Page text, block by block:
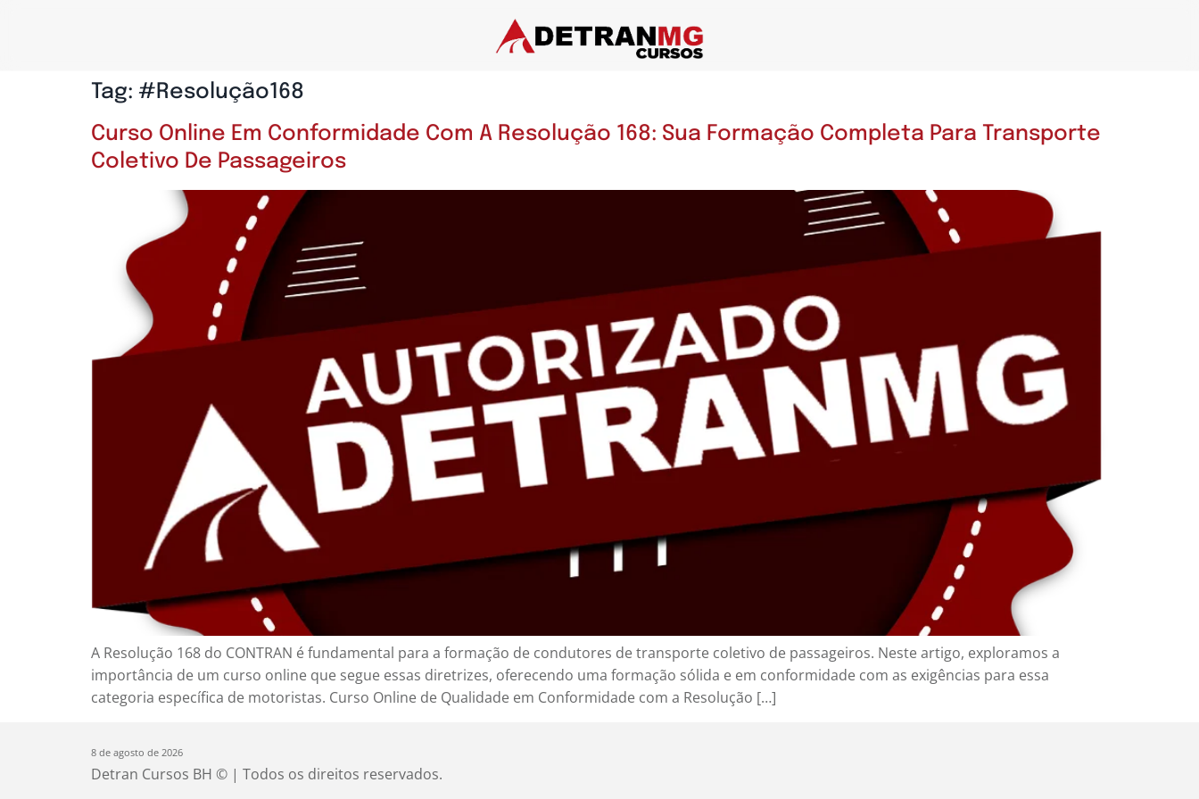
Tag: #Resolução168
Curso Online Em Conformidade Com A Resolução 168: Sua Formação Completa Para Transporte
Coletivo De Passageiros
A Resolução 168 do CONTRAN é fundamental para a formação de condutores de transporte coletivo de passageiros. Neste artigo, exploramos a
importância de um curso online que segue essas diretrizes, oferecendo uma formação sólida e em conformidade com as exigências para essa
categoria específica de motoristas. Curso Online de Qualidade em Conformidade com a Resolução […]
8 de agosto de 2026
Detran Cursos BH © | Todos os direitos reservados.